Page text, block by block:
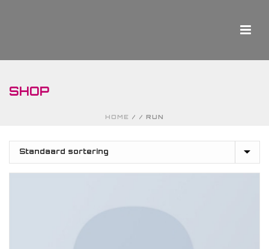
SHOP
HOME / / RUN